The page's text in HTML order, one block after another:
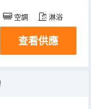
空調 淋浴
冰箱
查看供應